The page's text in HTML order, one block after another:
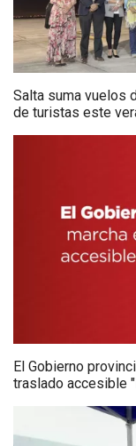
Salta suma vuelos
de turistas este
El Gobierno
traslado accesible